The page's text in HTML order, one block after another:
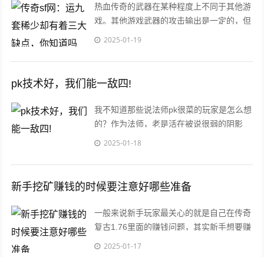
热血传奇的武器在某种程度上不同于其他游
戏。其他游戏武器的攻击输出是一定的，但
是传说中的武器有攻击上限和攻击下限，武
2025-01-19
pk技术好，我们能一敌四!
我不知道那些说法师pk很菜的玩家是怎么想
的？作为法师，老是活在被说很弱的阴影
下，让我自己都觉得自己非常菜了，其实我
2025-01-18
新手挖矿赚钱的时候要注意好哪些准备
一般来说新手玩家最关心的就是自己在传奇
复古1.76里面的赚钱问题，其实新手想要赚
钱的话，最有效的一个方法就是挖矿了，毕
2025-01-17